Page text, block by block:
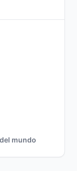
mundo